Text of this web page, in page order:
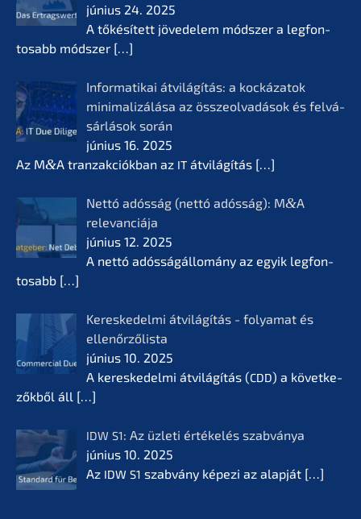
június 24. 2025
A tőkésí­tett jövede­lem módszer a legfon­
tosabb módszer […]
Infor­ma­ti­kai átvilá­gí­tás: a kocká­z­a­tok
minima­li­zá­lá­sa az összeol­va­dá­sok és felvá­
sár­lá­sok során
június 16. 2025
Az M&A tranzak­ciók­ban az IT átvilá­gí­tás […]
Nettó adósság (nettó adósság): M&A
relevan­ciá­ja
június 12. 2025
A nettó adóssá­gál­lomá­ny az egyik legfon­
tosabb […]
Keres­ke­del­mi átvilá­gí­tás - folyamat és
ellenőr­ző­lis­ta
június 10. 2025
A keres­ke­del­mi átvilá­gí­tás (CDD) a követ­ke­
zők­ből áll […]
IDW S1: Az üzleti értékelés szabvá­nya
június 10. 2025
Az IDW S1 szabvá­ny képezi az alapját […]